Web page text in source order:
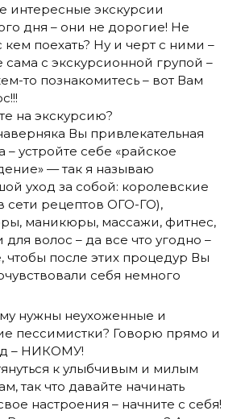
интересные экскурсии
дня – они не дорогие! Не
кем поехать? Ну и черт с ними –
сама с экскурсионной групой –
то познакомитесь – вот Вам
на экскурсию?
Вы привлекательная
– устройте себе «райское
— так я называю
уход за собой: королевские
сети рецептов ОГО-ГО),
маникюры, массажи, фитнес,
для волос – да все что угодно –
чтобы после этих процедур Вы
себя немного
нужны неухоженные и
пессимистки? Говорю прямо и
– НИКОМУ!
к улыбчивым и милым
так что давайте начинать
настроения – начните с себя!